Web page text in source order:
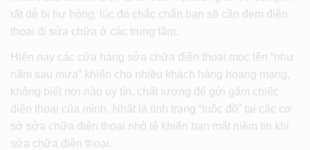
rất dễ bị hư hỏng, lúc đó chắc chắn bạn sẽ cần đem điện
thoại đi sửa chữa ở các trung tâm.
Hiện nay các cửa hàng sửa chữa điện thoại mọc lên “như
nấm sau mưa” khiến cho nhiều khách hàng hoang mang,
không biết nơi nào uy tín, chất lượng để gửi gắm chiếc
điện thoại của mình. Nhất là tình trạng “luộc đồ” tại các cơ
sở sửa chữa điện thoại nhỏ lẻ khiến bạn mất niềm tin khi
sửa chữa điện thoại.